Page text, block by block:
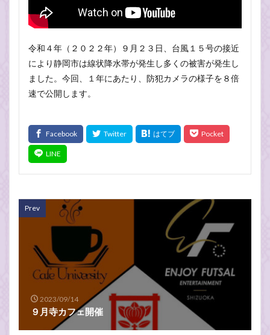
令和４年（２０２２年）９月２３日、台風１５号の接近
により静岡市は線状降水帯が発生し多くの被害が発生し
ました。今回、１年にあたり、防犯カメラの様子を８倍
速で公開します。
Prev
2023/09/14
９月寺カフェ開催